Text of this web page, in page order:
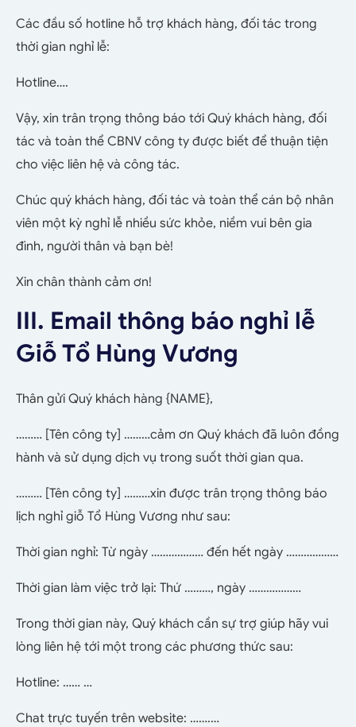
Các đầu số hotline hỗ trợ khách hàng, đối tác trong
thời gian nghỉ lễ:
Hotline….
Vậy, xin trân trọng thông báo tới Quý khách hàng, đối
tác và toàn thể CBNV công ty được biết để thuận tiện
cho việc liên hệ và công tác.
Chúc quý khách hàng, đối tác và toàn thể cán bộ nhân
viên một kỳ nghỉ lễ nhiều sức khỏe, niềm vui bên gia
đình, người thân và bạn bè!
Xin chân thành cảm ơn!
III. Email thông báo nghỉ lễ
Giỗ Tổ Hùng Vương
Thân gửi Quý khách hàng {NAME},
……… [Tên công ty] ………cảm ơn Quý khách đã luôn đồng
hành và sử dụng dịch vụ trong suốt thời gian qua.
……… [Tên công ty] ………xin được trân trọng thông báo
lịch nghỉ giỗ Tổ Hùng Vương như sau:
Thời gian nghỉ: Từ ngày ……………… đến hết ngày ………………
Thời gian làm việc trở lại: Thứ ………, ngày ………………
Trong thời gian này, Quý khách cần sự trợ giúp hãy vui
lòng liên hệ tới một trong các phương thức sau:
Hotline: …… …
Chat trực tuyến trên website: …….…